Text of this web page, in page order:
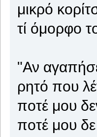
μικρό
τί όμορφο
"Αν
ρητό που
ποτέ μου
ποτέ μου